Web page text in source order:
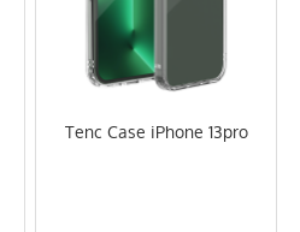
Tenc Case iPhone 13pro